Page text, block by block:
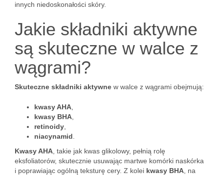
innych niedoskonałości skóry.
Jakie składniki aktywne
są skuteczne w walce z
wągrami?
Skuteczne składniki aktywne w walce z wągrami obejmują:
kwasy AHA
kwasy BHA
retinoidy
niacynamid
Kwasy AHA , takie jak kwas glikolowy, pełnią rolę
eksfoliatorów, skutecznie usuwając martwe komórki naskórka
i poprawiając ogólną teksturę cery. Z kolei kwasy BHA , na